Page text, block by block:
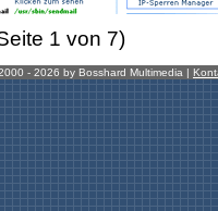
1 von 7)
- 2026 by Bosshard Multimedia |